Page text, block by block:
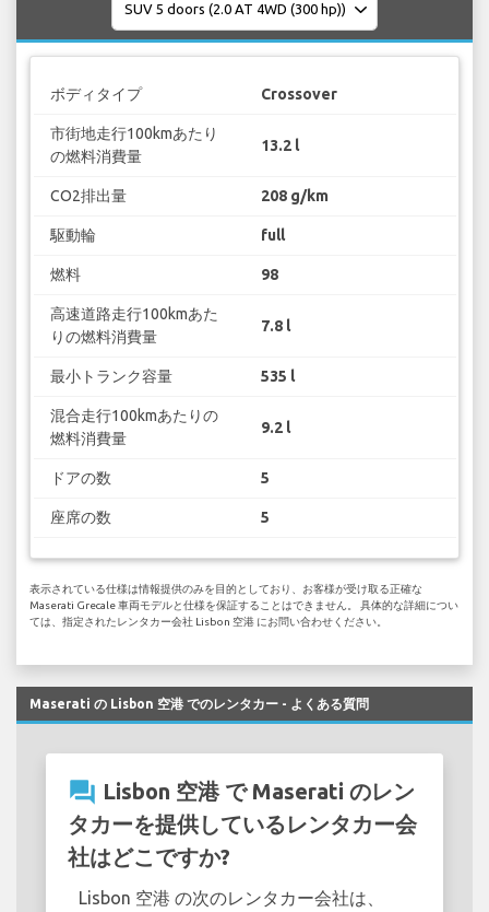
ボディタイプ Crossover
市街地走行100kmあたり
の燃料消費量
13.2 l
CO2排出量 208 g/km
駆動輪 full
燃料 98
高速道路走行100kmあた
りの燃料消費量
7.8 l
最小トランク容量 535 l
混合走行100kmあたりの
燃料消費量
9.2 l
ドアの数 5
座席の数 5
表示されている仕様は情報提供のみを目的としており、お客様が受け取る正確な
Maserati Grecale 車両モデルと仕様を保証することはできません。 具体的な詳細につい
ては、指定されたレンタカー会社 Lisbon 空港 にお問い合わせください。
Maserati の Lisbon 空港 でのレンタカー - よくある質問
question_answer Lisbon 空港 で Maserati のレン
タカーを提供しているレンタカー会
社はどこですか?
Lisbon 空港 の次のレンタカー会社は、